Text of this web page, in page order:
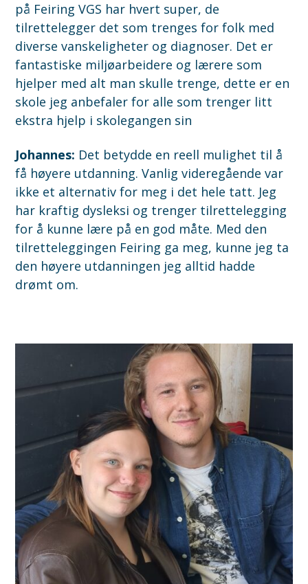
på Feiring VGS har hvert super, de
tilrettelegger det som trenges for folk med
diverse vanskeligheter og diagnoser. Det er
fantastiske miljøarbeidere og lærere som
hjelper med alt man skulle trenge, dette er en
skole jeg anbefaler for alle som trenger litt
ekstra hjelp i skolegangen sin
Johannes: Det betydde en reell mulighet til å
få høyere utdanning. Vanlig videregående var
ikke et alternativ for meg i det hele tatt. Jeg
har kraftig dysleksi og trenger tilrettelegging
for å kunne lære på en god måte. Med den
tilretteleggingen Feiring ga meg, kunne jeg ta
den høyere utdanningen jeg alltid hadde
drømt om.